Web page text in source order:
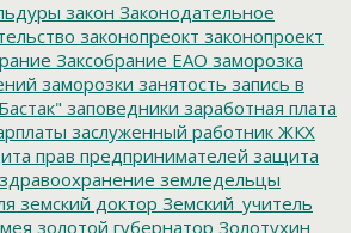
закон Законодательное
законопреокт законопроект
Заксобрание ЕАО заморозка
заморозки занятость запись в
заповедники заработная плата
заслуженный работник ЖКХ
прав предпринимателей защита
здравоохранение земледельцы
земский доктор Земский_учитель
золотой губернатор Золотухин